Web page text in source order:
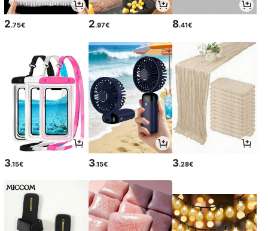
2.75€ 2.97€ 8.41€
3.15€ 3.15€ 3.28€